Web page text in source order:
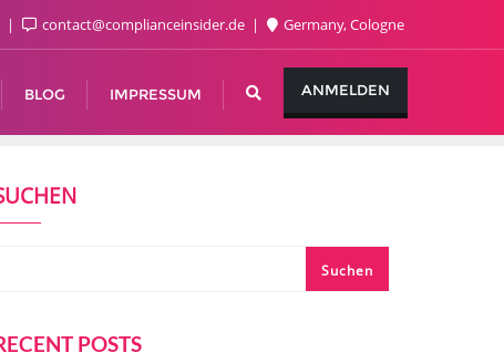
contact@complianceinsider.de Germany, Cologne
BLOG IMPRESSUM ANMELDEN
Suchen
POSTS